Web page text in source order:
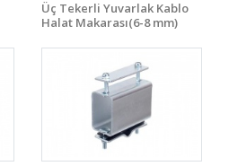
Üç Tekerli Yuvarlak Kablo
Halat Makarası(6-8 mm)